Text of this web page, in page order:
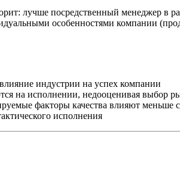
лучше посредственный менеджер в
особенностями компании
индустрии на успех компании
на исполнении, недооценивая выбор
факторы качества влияют меньше
исполнения